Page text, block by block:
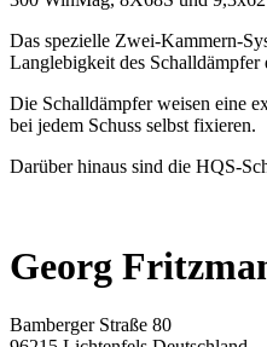
Das spezielle Zwei-Kammern-
Langlebigkeit des Schalldämpfer
Die Schalldämpfer weisen eine
bei jedem Schuss selbst fixieren.
Darüber hinaus sind die HQS-
Georg
Bamberger Straße 80